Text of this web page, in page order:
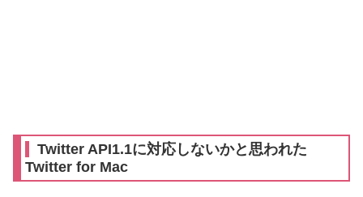
Twitter API1.1に対応しないかと思われた
Twitter for Mac